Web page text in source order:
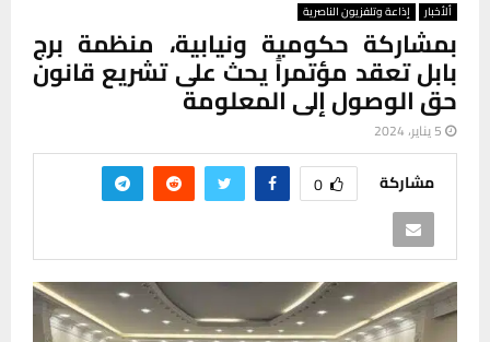
ألأخبار إذاعة وتلفزيون الناصرية
بمشاركة حكومية ونيابية، منظمة برج
بابل تعقد مؤتمراً يحث على تشريع قانون
حق الوصول إلى المعلومة
5 يناير، 2024
مشاركة 0